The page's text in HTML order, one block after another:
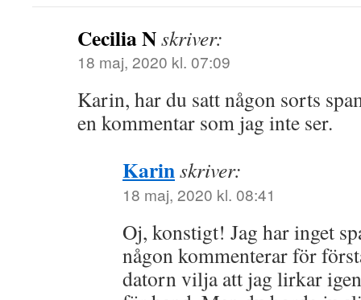
Cecilia Nskriver:
18 maj, 2020 kl. 07:09
Karin, har du satt någon sorts
en kommentar som jag inte ser.
Karinskriver:
18 maj, 2020 kl. 08:41
Oj, konstigt! Jag har inget
någon kommenterar för
datorn vilja att jag lirkar